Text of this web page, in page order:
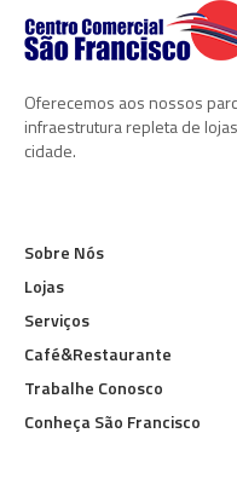
Oferecemos aos nossos
infraestrutura repleta de
cidade.
Sobre Nós
Lojas
Serviços
Café&Restaurante
Trabalhe Conosco
Conheça São Francisco